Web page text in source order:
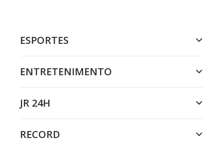
ESPORTES
ENTRETENIMENTO
JR 24H
RECORD